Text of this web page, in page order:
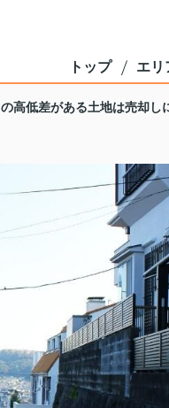
トップ エリ
高低差がある土地は売却